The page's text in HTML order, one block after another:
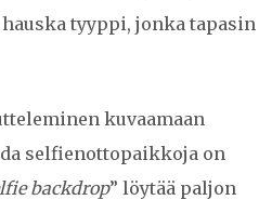
tyyppi, jonka tapasin
kuvaamaan
selfienottopaikkoja on
backdrop” löytää paljon